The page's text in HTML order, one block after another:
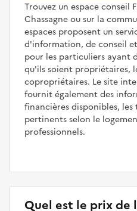
Trouvez un espace conseil
Chassagne ou sur la
espaces proposent un
d'information, de conseil
pour les particuliers ayant
qu'ils soient propriétaires,
copropriétaires. Le site
fournit également des
financières disponibles, les
pertinents selon le
professionnels.
Quel est le prix de